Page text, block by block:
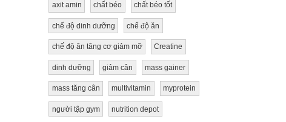
axit amin chất béo chất béo tốt
chế độ dinh dưỡng chế độ ăn
chế độ ăn tăng cơ giảm mỡ Creatine
dinh dưỡng giảm cân mass gainer
mass tăng cân multivitamin myprotein
người tập gym nutrition depot